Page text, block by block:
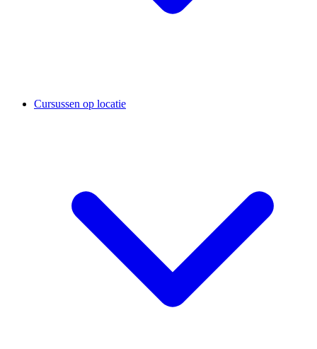
Cursussen op locatie